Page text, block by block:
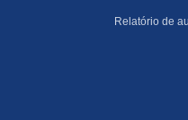
Relatório de